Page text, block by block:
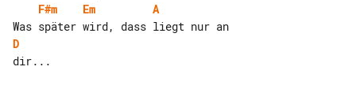
F#m
Em
A
D